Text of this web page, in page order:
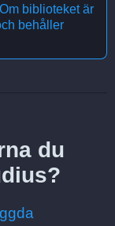
biblioteket är
behåller
du